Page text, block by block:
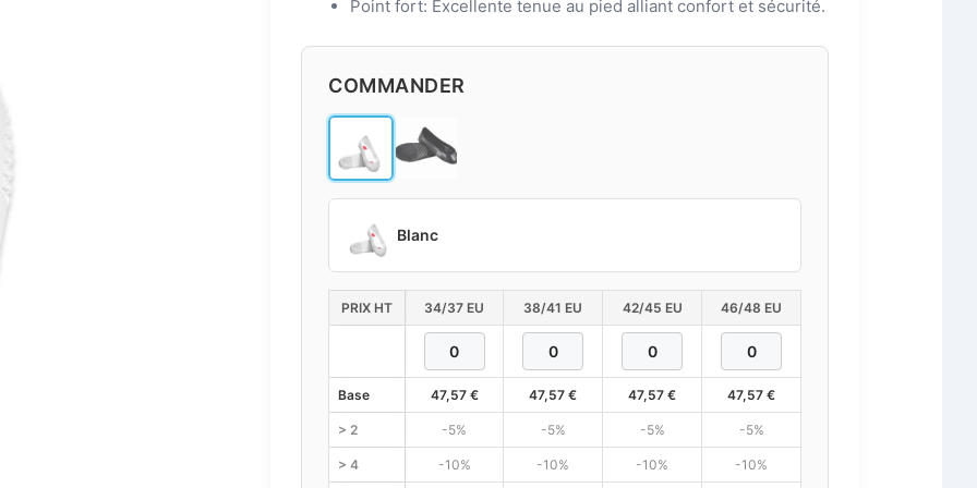
Point fort: Excellente tenue au pied alliant confort et sécurité.
COMMANDER
Blanc
PRIX HT 34/37 EU 38/41 EU 42/45 EU 46/48 EU
Base 47,57 € 47,57 € 47,57 € 47,57 €
> 2 -5% -5% -5% -5%
> 4 -10% -10% -10% -10%